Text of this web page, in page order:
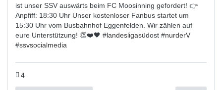
ist unser SSV auswärts beim FC Moosinning gefordert! 👉
Anpfiff: 18:30 Uhr Unser kostenloser Fanbus startet um
15:30 Uhr vom Busbahnhof Eggenfelden. Wir zählen auf
eure Unterstützung! 👏❤️🖤 #landesligasüdost #nurderV
#ssvsocialmedia
4